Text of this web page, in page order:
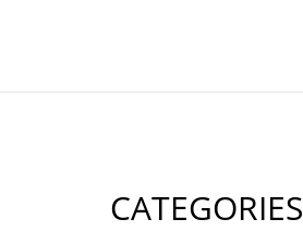
CATEGORIES